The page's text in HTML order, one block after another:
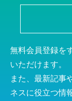
無料会員登録を
いただけます。
また、最新記事
ネスに役立つ情